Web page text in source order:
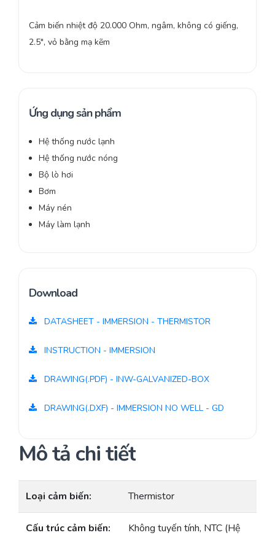
Cảm biến nhiệt độ 20.000 Ohm, ngâm, không có giếng,
2.5″, vỏ bằng mạ kẽm
Ứng dụng sản phẩm
Hệ thống nước lạnh
Hệ thống nước nóng
Bộ lò hơi
Bơm
Máy nén
Máy làm lạnh
Download
DATASHEET - IMMERSION - THERMISTOR
INSTRUCTION - IMMERSION
DRAWING(.PDF) - INW-GALVANIZED-BOX
DRAWING(.DXF) - IMMERSION NO WELL - GD
Mô tả chi tiết
Loại cảm biến: Thermistor
Cấu trúc cảm biến:
Không tuyến tính, NTC (Hệ